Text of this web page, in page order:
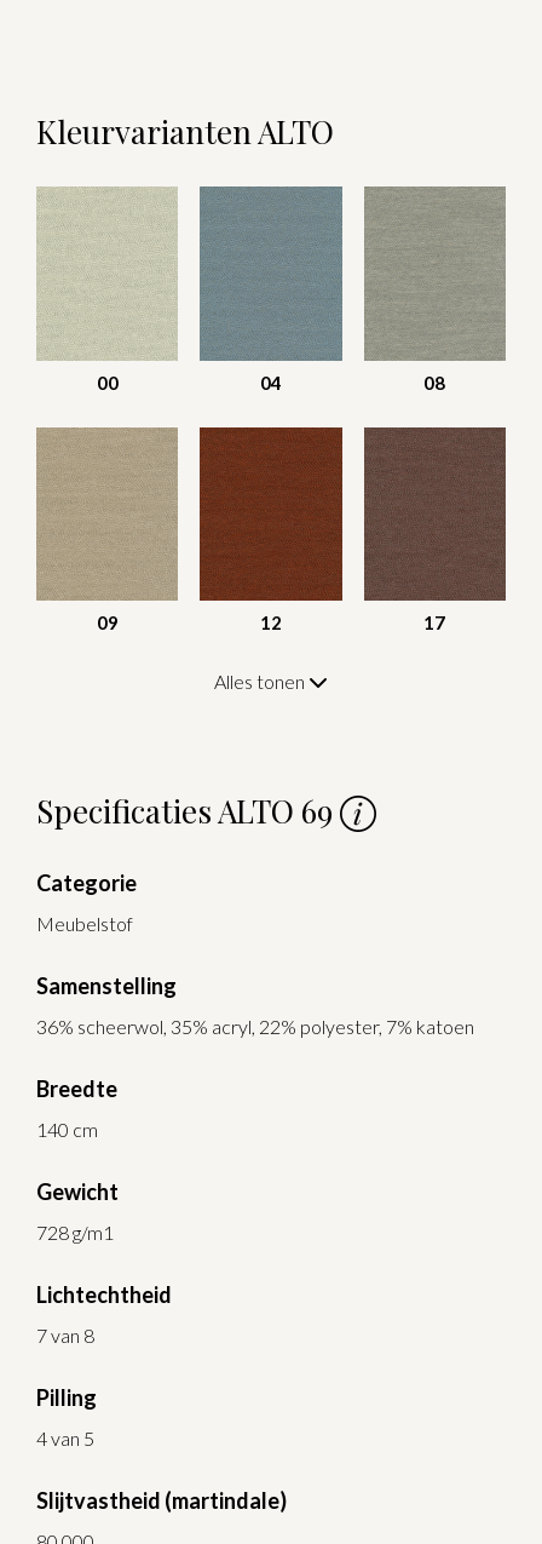
Kleurvarianten ALTO
00 04 08
09 12 17
Alles tonen
Specificaties ALTO 69
Categorie
Meubelstof
Samenstelling
36% scheerwol, 35% acryl, 22% polyester, 7% katoen
Breedte
140 cm
Gewicht
728 g/m1
Lichtechtheid
7 van 8
Pilling
4 van 5
Slijtvastheid (martindale)